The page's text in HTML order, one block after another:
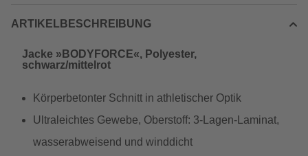
ARTIKELBESCHREIBUNG
Jacke »BODYFORCE«, Polyester,
schwarz/mittelrot
Körperbetonter Schnitt in athletischer Optik
Ultraleichtes Gewebe, Oberstoff: 3-Lagen-Laminat,
wasserabweisend und winddicht